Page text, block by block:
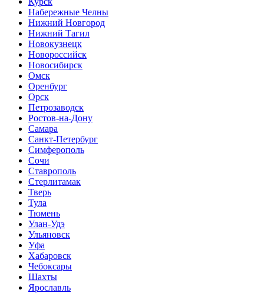
Набережные Челны
Нижний Новгород
Нижний Тагил
Новокузнецк
Новороссийск
Новосибирск
Омск
Оренбург
Орск
Петрозаводск
Ростов-на-Дону
Самара
Санкт-Петербург
Симферополь
Сочи
Ставрополь
Стерлитамак
Тверь
Тула
Тюмень
Улан-Удэ
Ульяновск
Уфа
Хабаровск
Чебоксары
Шахты
Ярославль